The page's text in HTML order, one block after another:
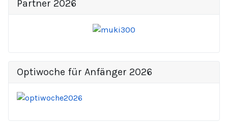
Partner 2026
Optiwoche für Anfänger 2026